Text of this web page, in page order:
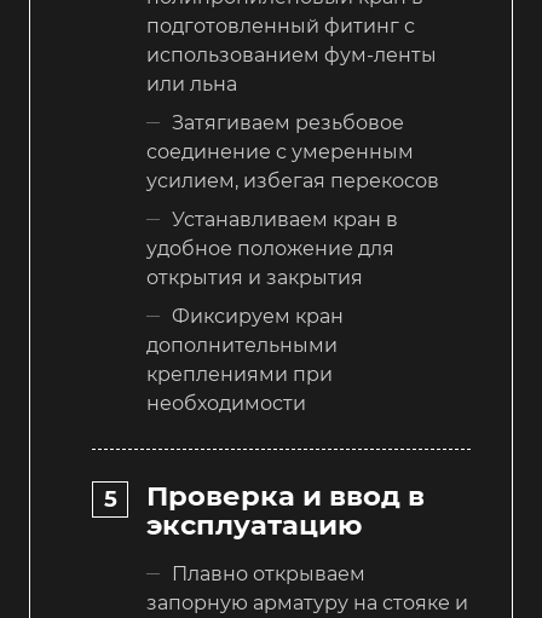
подготовленный фитинг с
использованием фум-ленты
или льна
Затягиваем резьбовое
соединение с умеренным
усилием, избегая перекосов
Устанавливаем кран в
удобное положение для
открытия и закрытия
Фиксируем кран
дополнительными
креплениями при
необходимости
Проверка и ввод в
эксплуатацию
Плавно открываем
запорную арматуру на стояке и